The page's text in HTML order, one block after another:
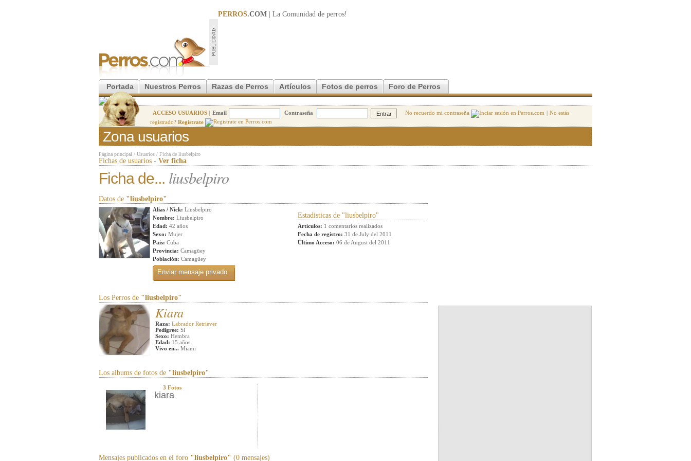
PERROS.COM | La Comunidad de perros!
Portada Nuestros Perros Razas de Perros Artículos Fotos de perros Foro de Perros
ACCESO USUARIOS | Email Contraseña No recuerdo mi contraseña | No estás
registrado? Regístrate
Zona usuarios
Página principal / Usuarios / Ficha de liusbelpiro
Fichas de usuarios - Ver ficha
Ficha de... liusbelpiro
Datos de "liusbelpiro"
Alias / Nick: Liusbelpiro
Nombre: Liusbelpiro
Edad: 42 años
Sexo: Mujer
Pais: Cuba
Provincia: Camagüey
Población: Camagüey
Estadisticas de "liusbelpiro"
Artículos: 1 comentarios realizados
Fecha de registro: 31 de July del 2011
Último Acceso: 06 de August del 2011
Los Perros de "liusbelpiro"
Kiara
Raza: Labrador Retriever
Pedigree: Si
Sexo: Hembra
Edad: 15 años
Vivo en... Miami
Los albums de fotos de "liusbelpiro"
3 Fotos
kiara
Mensajes publicados en el foro "liusbelpiro" (0 mensajes)